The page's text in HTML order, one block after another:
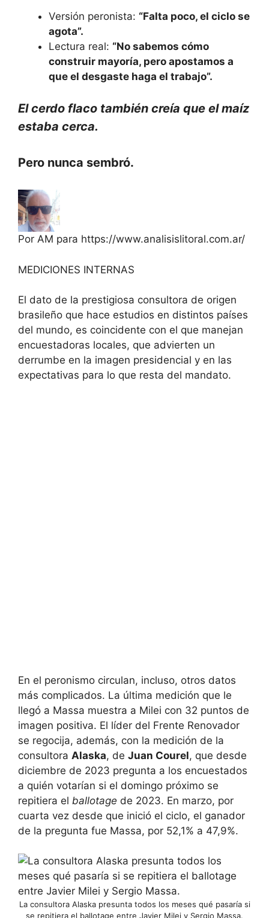
Versión peronista: “Falta poco, el ciclo se
agota”.
Lectura real: “No sabemos cómo
construir mayoría, pero apostamos a
que el desgaste haga el trabajo”.
El cerdo flaco también creía que el maíz
estaba cerca.
Pero nunca sembró.
Por AM para https://www.analisislitoral.com.ar/
MEDICIONES INTERNAS
El dato de la prestigiosa consultora de origen
brasileño que hace estudios en distintos países
del mundo, es coincidente con el que manejan
encuestadoras locales, que advierten un
derrumbe en la imagen presidencial y en las
expectativas para lo que resta del mandato.
En el peronismo circulan, incluso, otros datos
más complicados. La última medición que le
llegó a Massa muestra a Milei con 32 puntos de
imagen positiva. El líder del Frente Renovador
se regocija, además, con la medición de la
consultora Alaska, de Juan Courel, que desde
diciembre de 2023 pregunta a los encuestados
a quién votarían si el domingo próximo se
repitiera el ballotage de 2023. En marzo, por
cuarta vez desde que inició el ciclo, el ganador
de la pregunta fue Massa, por 52,1% a 47,9%.
La consultora Alaska presunta todos los meses qué pasaría si
se repitiera el ballotage entre Javier Milei y Sergio Massa.